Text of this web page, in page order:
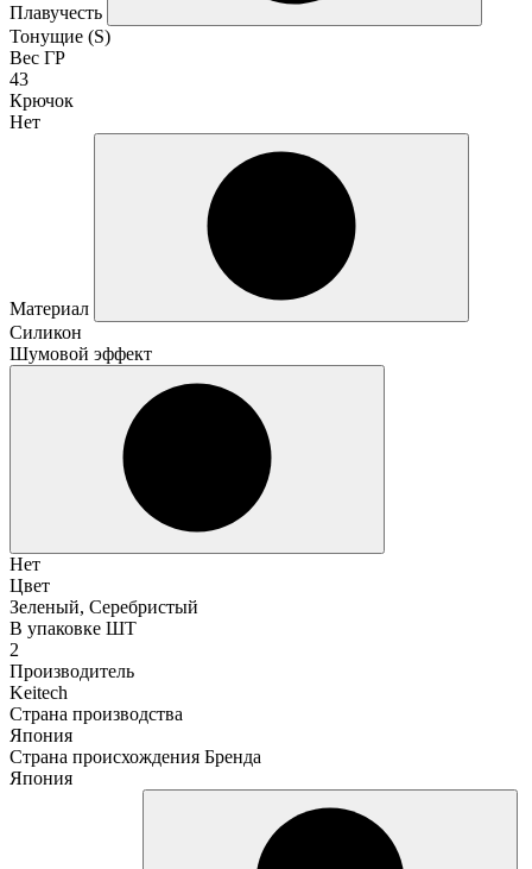
Плавучесть
Тонущие (S)
Вес ГР
43
Крючок
Нет
Материал
Силикон
Шумовой эффект
Нет
Цвет
Зеленый, Серебристый
В упаковке ШТ
2
Производитель
Keitech
Страна производства
Япония
Страна происхождения Бренда
Япония